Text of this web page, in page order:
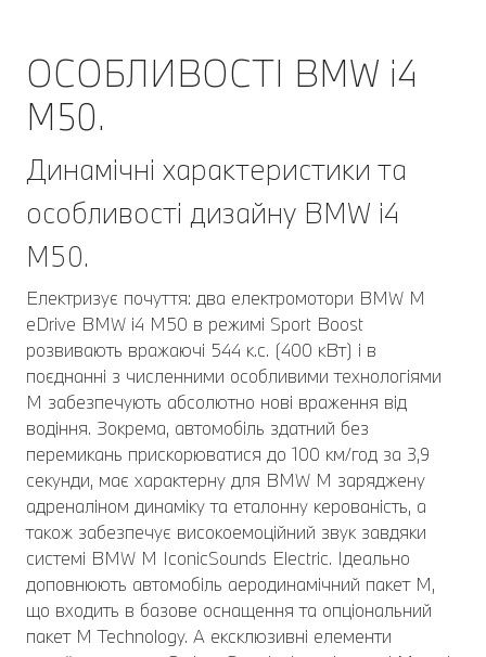
ОСОБЛИВОСТІ BMW i4
M50.
Динамічні характеристики та
особливості дизайну BMW i4
M50.
Електризує почуття: два електромотори BMW M
eDrive BMW i4 M50 в режимі Sport Boost
розвивають вражаючі 544 к.с. (400 кВт) і в
поєднанні з численними особливими технологіями
M забезпечують абсолютно нові враження від
водіння. Зокрема, автомобіль здатний без
перемикань прискорюватися до 100 км/год за 3,9
секунди, має характерну для BMW M заряджену
адреналіном динаміку та еталонну керованість, а
також забезпечує високоемоційний звук завдяки
системі BMW M IconicSounds Electric. Ідеально
доповнюють автомобіль аеродинамічний пакет M,
що входить в базове оснащення та опціональний
пакет M Technology. А ексклюзивні елементи